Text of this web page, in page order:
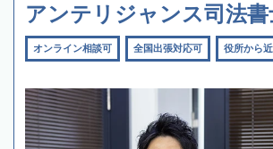
アンテリジャンス司法
オンライン相談可 全国出張対応可 役所から